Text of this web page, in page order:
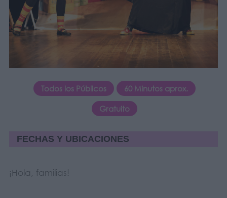
Todos los Públicos
60 Minutos aprox.
Gratuito
FECHAS Y UBICACIONES
¡Hola, familias!